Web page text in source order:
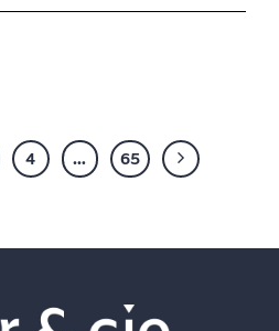
4 … 65